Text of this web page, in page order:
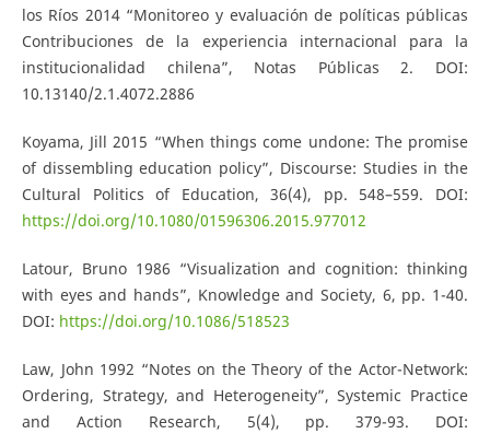
los Ríos 2014 “Monitoreo y evaluación de políticas públicas
Contribuciones de la experiencia internacional para la
institucionalidad chilena”, Notas Públicas 2. DOI:
10.13140/2.1.4072.2886
Koyama, Jill 2015 “When things come undone: The promise
of dissembling education policy”, Discourse: Studies in the
Cultural Politics of Education, 36(4), pp. 548–559. DOI:
https://doi.org/10.1080/01596306.2015.977012
Latour, Bruno 1986 “Visualization and cognition: thinking
with eyes and hands”, Knowledge and Society, 6, pp. 1-40.
DOI: https://doi.org/10.1086/518523
Law, John 1992 “Notes on the Theory of the Actor-Network:
Ordering, Strategy, and Heterogeneity”, Systemic Practice
and Action Research, 5(4), pp. 379-93. DOI: